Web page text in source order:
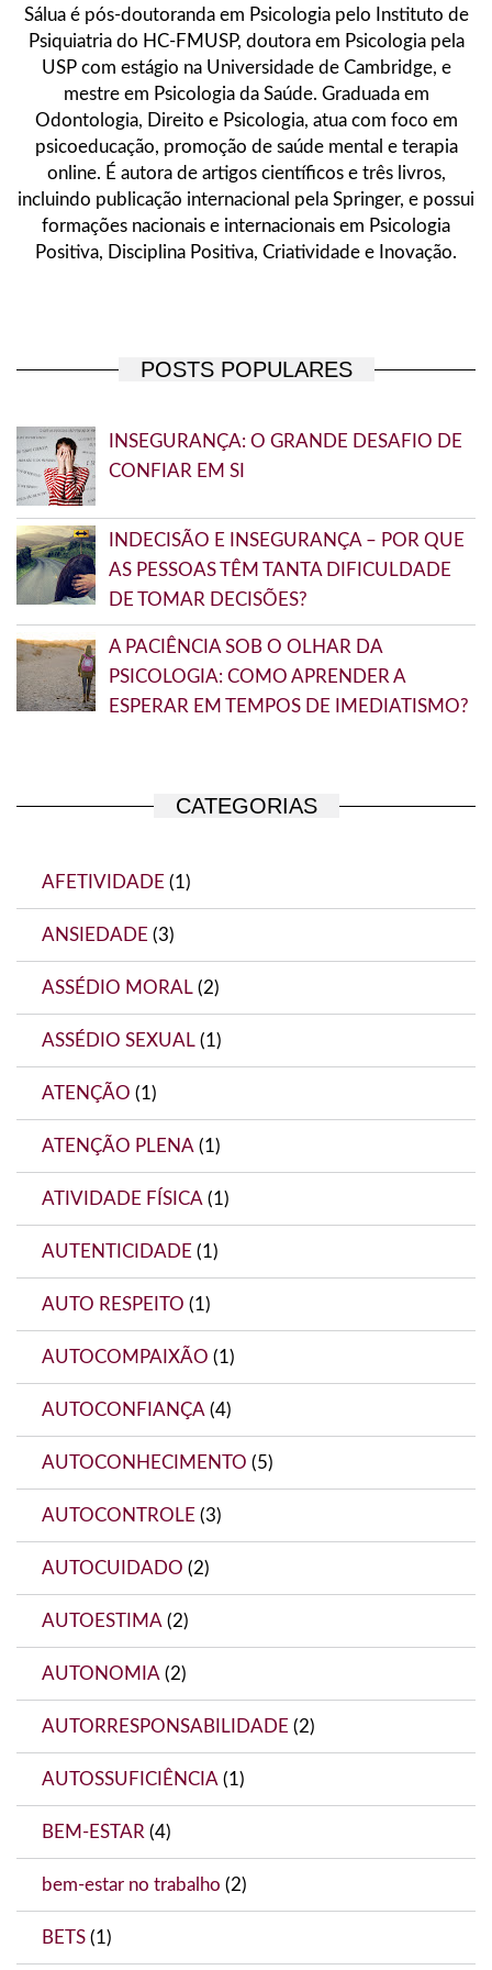
:
Sálua é pós-doutoranda em Psicologia pelo Instituto de
Psiquiatria do HC-FMUSP, doutora em Psicologia pela
USP com estágio na Universidade de Cambridge, e
mestre em Psicologia da Saúde. Graduada em
Odontologia, Direito e Psicologia, atua com foco em
psicoeducação, promoção de saúde mental e terapia
online. É autora de artigos científicos e três livros,
incluindo publicação internacional pela Springer, e possui
formações nacionais e internacionais em Psicologia
Positiva, Disciplina Positiva, Criatividade e Inovação.
POSTS POPULARES
INSEGURANÇA: O GRANDE DESAFIO DE
CONFIAR EM SI
INDECISÃO E INSEGURANÇA – POR QUE
AS PESSOAS TÊM TANTA DIFICULDADE
DE TOMAR DECISÕES?
A PACIÊNCIA SOB O OLHAR DA
PSICOLOGIA: COMO APRENDER A
ESPERAR EM TEMPOS DE IMEDIATISMO?
CATEGORIAS
AFETIVIDADE (1)
ANSIEDADE (3)
ASSÉDIO MORAL (2)
ASSÉDIO SEXUAL (1)
ATENÇÃO (1)
ATENÇÃO PLENA (1)
ATIVIDADE FÍSICA (1)
AUTENTICIDADE (1)
AUTO RESPEITO (1)
AUTOCOMPAIXÃO (1)
AUTOCONFIANÇA (4)
AUTOCONHECIMENTO (5)
AUTOCONTROLE (3)
AUTOCUIDADO (2)
AUTOESTIMA (2)
AUTONOMIA (2)
AUTORRESPONSABILIDADE (2)
AUTOSSUFICIÊNCIA (1)
BEM-ESTAR (4)
bem-estar no trabalho (2)
BETS (1)